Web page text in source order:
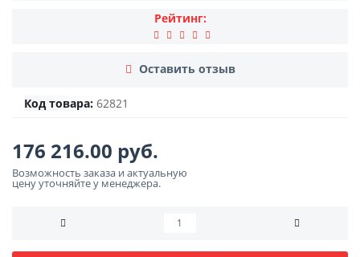
Рейтинг:
Оставить отзыв
Код товара: 62821
176 216.00 руб.
Возможность заказа и актуальную
цену уточняйте у менеджера.